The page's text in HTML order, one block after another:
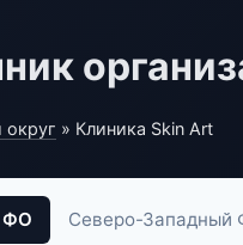
округ » Клиника Skin Art
ФО Северо-Западный